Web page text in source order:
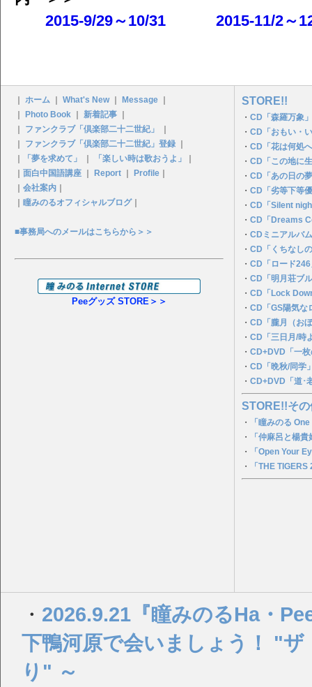
2015-9/29～10/31
2015-11/2～
ホーム What's New｜ Message
Photo Book 新着記事
ファンクラブ「倶楽部二十二世紀」
ファンクラブ「倶楽部二十二世紀」登録
「夢を求めて」 「楽しい時は歌おうよ」
面白中国語講座 Report Profile
会社案内
瞳みのるオフィシャルブログ｜
■事務局へのメールはこちらから＞＞
Peeグッズ STORE＞＞
STORE!!
・ CD「森羅万象
・ CD「おもい・
・ CD「花は何処
・ CD「この地に
・ CD「あの日の
・ CD「劣等下等
・ CD「Silent
・ CD「Dreams
・ CDミニアルバ
・ CD「くちなし
・ CD「ロード246
・ CD「明月荘ブ
・ CD「Lock
・ CD「GS陽気な
・ CD「朧月（お
・ CD「三日月/時
・ CD+DVD「一
・ CD「晩秋/同学
・ CD+DVD「道･
STORE!!そ
・
「瞳みのる
・
「仲麻呂と楊
・
「Open Your
・
「THE
・ 2026.9.21『瞳みのるHa・
下鴨河原で会いましょう！ "
り" ～